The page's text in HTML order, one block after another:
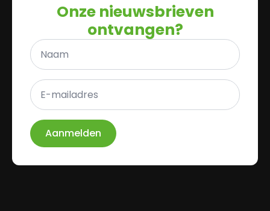
Onze nieuwsbrieven
ontvangen?
Naam
E-
mailadres
*
Aanmelden